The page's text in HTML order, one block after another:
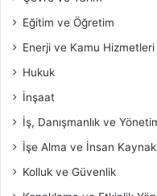
Eğitim ve Öğretim
Enerji ve Kamu Hizmetleri
Hukuk
İnşaat
İş, Danışmanlık ve
İşe Alma ve İnsan
Kolluk ve Güvenlik